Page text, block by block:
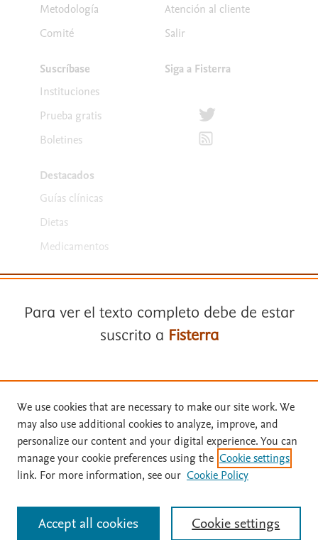
Metodología
Comité
Suscríbase
Instituciones
Prueba gratis
Boletines
Destacados
Guías clínicas
Dietas
Medicamentos
Atención al cliente
Salir
Siga a Fisterra
Síguenos en Twitter
Suscríbete para recibir
Términos y condiciones
Política de privacidad
Copyright ©
Elsevier España SLU, sus licenciantes y
colaboradores. Se reservan todos los derechos, incluidos los de minería
de texto y datos, entrenamiento de IA y tecnologías similares. Página
actualizada en: .
Para ver el texto completo debe de estar
suscrito a Fisterra
Solicite una prueba gratuita
Identificarse
We use cookies that are necessary to make our site work. We
may also use additional cookies to analyze, improve, and
personalize our content and your digital experience. You can
manage your cookie preferences using the Cookie settings
link. For more information, see our Cookie Policy
Cookie settings
Accept all cookies